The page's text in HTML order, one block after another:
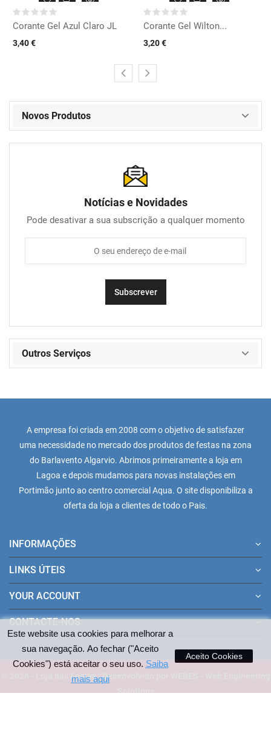
Este website usa cookies para melhorar a
sua navegação. Ao fechar ("Aceito
Cookies") está aceitar o seu uso. Saiba
mais aqui
Aceito Cookies
Corante Gel Azul Claro JL
3,40 €
Corante Gel Wilton...
3,20 €
Novos Produtos
Notícias e Novidades
Pode desativar a sua subscrição a qualquer momento
Outros Serviços
A empresa foi criada em 2008 com o objetivo de satisfazer
uma necessidade no mercado dos produtos de festas na zona
do Barlavento Algarvio. Abrimos primeiramente a loja em
Lagoa e depois mudamos para novas instalações em
Portimão junto ao centro comercial Aqua. O site disponibiliza a
oferta da loja a clientes de todo o Pais.
INFORMAÇÕES
LINKS ÚTEIS
YOUR ACCOUNT
CONTACTE-NOS
© 2026 - Loja das Festas | Desenvolvido por WEBES - Web Engineering
Solutions